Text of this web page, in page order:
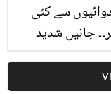
سے کئی
جانیں شدید
چاہیے؟